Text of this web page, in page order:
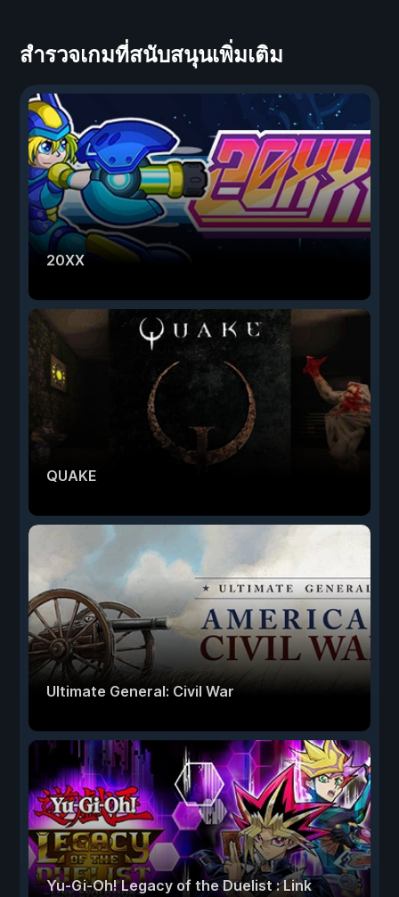
สำรวจเกมที่สนับสนุนเพิ่มเติม
20XX
QUAKE
Ultimate General: Civil War
Yu-Gi-Oh! Legacy of the Duelist : Link